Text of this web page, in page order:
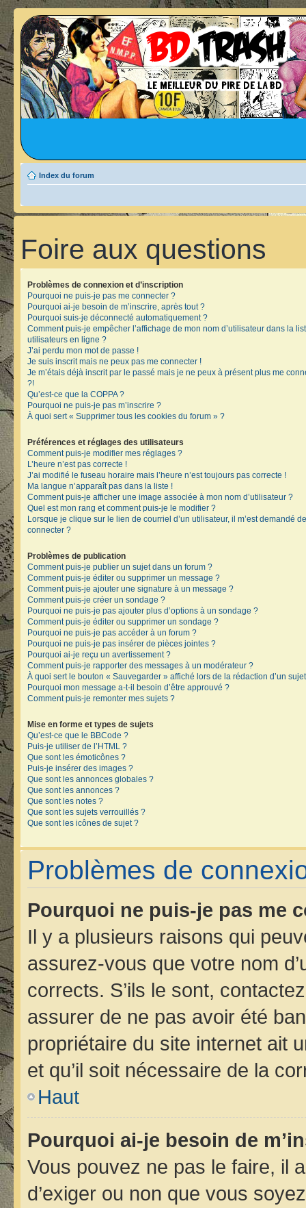
Index du forum
Foire aux questions
Problèmes de connexion et d’inscription
Pourquoi ne puis-je pas me connecter ?
Pourquoi ai-je besoin de m’inscrire, après tout ?
Pourquoi suis-je déconnecté automatiquement ?
Comment puis-je empêcher l’affichage de mon nom d’utilisateur dans la
utilisateurs en ligne ?
J’ai perdu mon mot de passe !
Je suis inscrit mais ne peux pas me connecter !
Je m’étais déjà inscrit par le passé mais je ne peux à présent plus me
?!
Qu’est-ce que la COPPA ?
Pourquoi ne puis-je pas m’inscrire ?
À quoi sert « Supprimer tous les cookies du forum » ?
Préférences et réglages des utilisateurs
Comment puis-je modifier mes réglages ?
L’heure n’est pas correcte !
J’ai modifié le fuseau horaire mais l’heure n’est toujours pas correcte !
Ma langue n’apparaît pas dans la liste !
Comment puis-je afficher une image associée à mon nom d’utilisateur ?
Quel est mon rang et comment puis-je le modifier ?
Lorsque je clique sur le lien de courriel d’un utilisateur, il m’est demandé
connecter ?
Problèmes de publication
Comment puis-je publier un sujet dans un forum ?
Comment puis-je éditer ou supprimer un message ?
Comment puis-je ajouter une signature à un message ?
Comment puis-je créer un sondage ?
Pourquoi ne puis-je pas ajouter plus d’options à un sondage ?
Comment puis-je éditer ou supprimer un sondage ?
Pourquoi ne puis-je pas accéder à un forum ?
Pourquoi ne puis-je pas insérer de pièces jointes ?
Pourquoi ai-je reçu un avertissement ?
Comment puis-je rapporter des messages à un modérateur ?
À quoi sert le bouton « Sauvegarder » affiché lors de la rédaction d’un
Pourquoi mon message a-t-il besoin d’être approuvé ?
Comment puis-je remonter mes sujets ?
Mise en forme et types de sujets
Qu’est-ce que le BBCode ?
Puis-je utiliser de l’HTML ?
Que sont les émoticônes ?
Puis-je insérer des images ?
Que sont les annonces globales ?
Que sont les annonces ?
Que sont les notes ?
Que sont les sujets verrouillés ?
Que sont les icônes de sujet ?
Problèmes de
Pourquoi ne puis-je pas me
Il y a plusieurs raisons qui
assurez-vous que votre nom
corrects. S’ils le sont,
assurer de ne pas avoir été
propriétaire du site internet ait
et qu’il soit nécessaire de la
Haut
Pourquoi ai-je besoin de
Vous pouvez ne pas le faire, il
d’exiger ou non que vous